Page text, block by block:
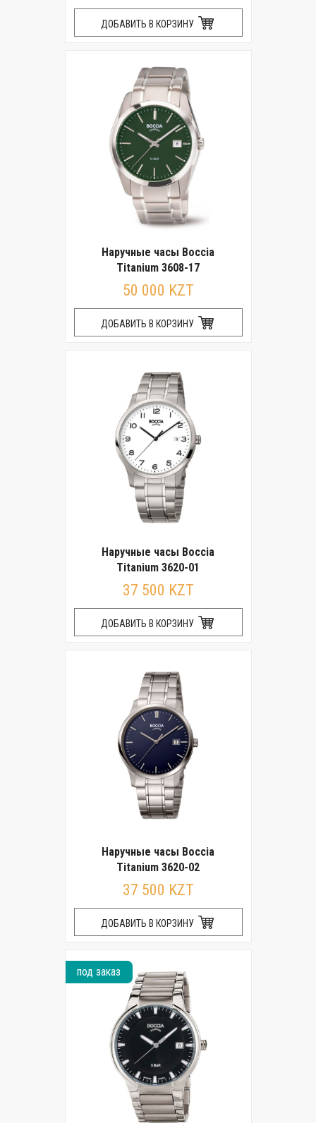
ДОБАВИТЬ В КОРЗИНУ
Наручные часы Boccia
Titanium 3608-17
50 000 KZT
ДОБАВИТЬ В КОРЗИНУ
Наручные часы Boccia
Titanium 3620-01
37 500 KZT
ДОБАВИТЬ В КОРЗИНУ
Наручные часы Boccia
Titanium 3620-02
37 500 KZT
ДОБАВИТЬ В КОРЗИНУ
под заказ